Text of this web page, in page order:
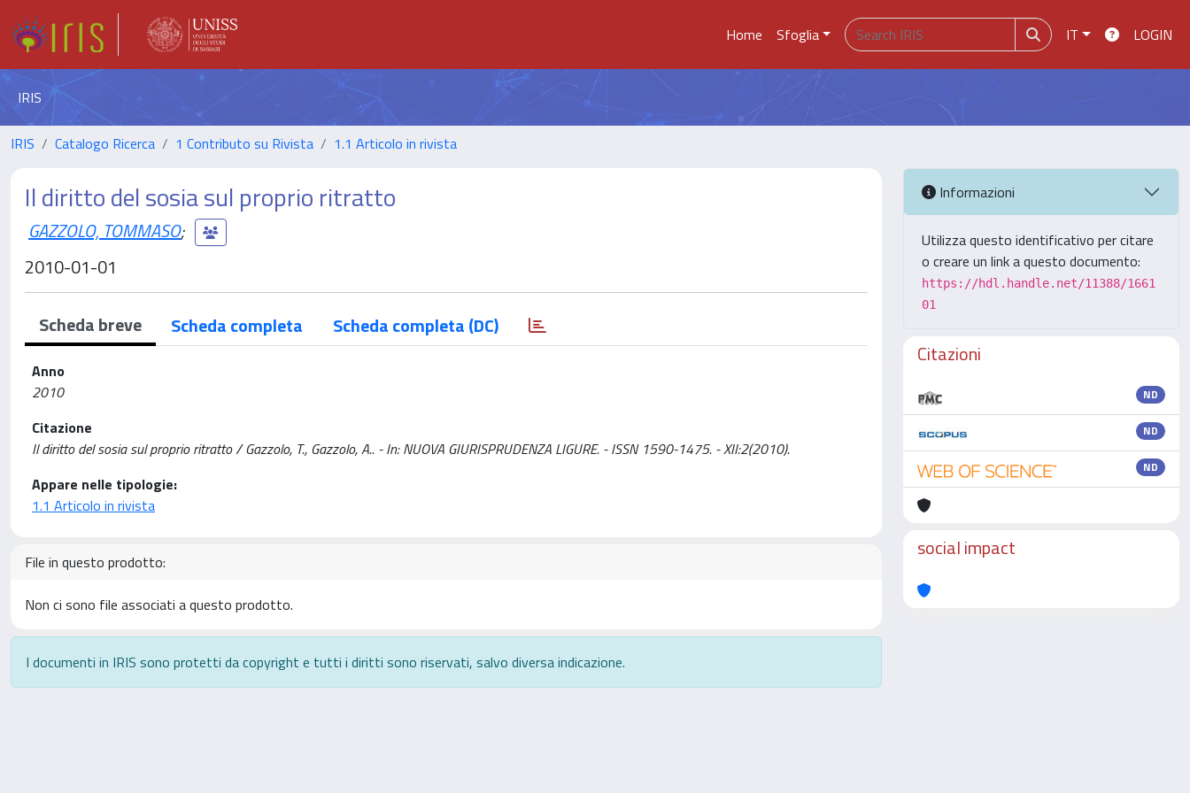
Home Sfoglia IT LOGIN
IRIS
IRIS Catalogo Ricerca 1 Contributo su Rivista 1.1 Articolo in rivista
Il diritto del sosia sul proprio ritratto
GAZZOLO, TOMMASO;
2010-01-01
Scheda breve Scheda completa Scheda completa (DC)
Anno
2010
Citazione
Il diritto del sosia sul proprio ritratto / Gazzolo, T., Gazzolo, A.. - In: NUOVA GIURISPRUDENZA LIGURE. - ISSN 1590-1475. - XII:2(2010).
Appare nelle tipologie:
1.1 Articolo in rivista
File in questo prodotto:
Non ci sono file associati a questo prodotto.
I documenti in IRIS sono protetti da copyright e tutti i diritti sono riservati, salvo diversa indicazione.
Informazioni
Utilizza questo identificativo per citare
o creare un link a questo documento:
https://hdl.handle.net/11388/1661
01
Citazioni
ND
ND
ND
social impact